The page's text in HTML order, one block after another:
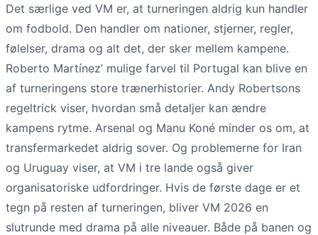
Det særlige ved VM er, at turneringen aldrig kun handler
om fodbold. Den handler om nationer, stjerner, regler,
følelser, drama og alt det, der sker mellem kampene.
Roberto Martínez’ mulige farvel til Portugal kan blive en
af turneringens store trænerhistorier. Andy Robertsons
regeltrick viser, hvordan små detaljer kan ændre
kampens rytme. Arsenal og Manu Koné minder os om, at
transfermarkedet aldrig sover. Og problemerne for Iran
og Uruguay viser, at VM i tre lande også giver
organisatoriske udfordringer. Hvis de første dage er et
tegn på resten af turneringen, bliver VM 2026 en
slutrunde med drama på alle niveauer. Både på banen og